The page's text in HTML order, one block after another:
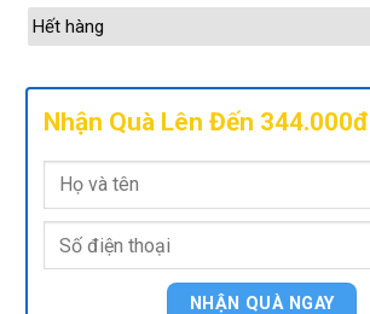
Hết hàng
Nhận Quà Lên Đến 344.000đ